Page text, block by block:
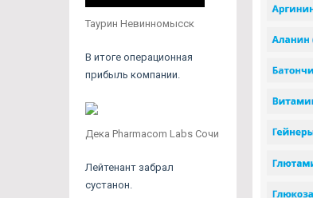
Таурин Невинномысск
В итоге операционная
прибыль компании.
Дека Pharmacom Labs Сочи
Лейтенант забрал
сустанон.